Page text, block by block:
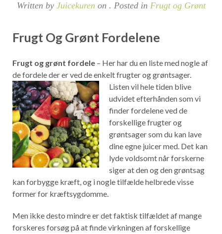
Written by Juicekuren on . Posted in Frugt og Grønt
Frugt Og Grønt Fordelene
Frugt og grønt fordele – Her har du en liste med nogle af
de fordele der er ved de enkelt frugter og grøntsager.
Listen vil hele tiden blive
udvidet efterhånden som vi
finder fordelene ved de
forskellige frugter og
grøntsager som du kan lave
dine egne juicer med. Det kan
lyde voldsomt når forskerne
siger at den og den grøntsag
kan forbygge kræft, og i nogle tilfælde helbrede visse
former for kræftsygdomme.
Men ikke desto mindre er det faktisk tilfældet af mange
forskeres forsøg på at finde virkningen af forskellige